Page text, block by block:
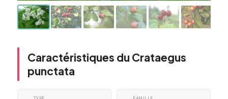
Caractéristiques du Crataegus
punctata